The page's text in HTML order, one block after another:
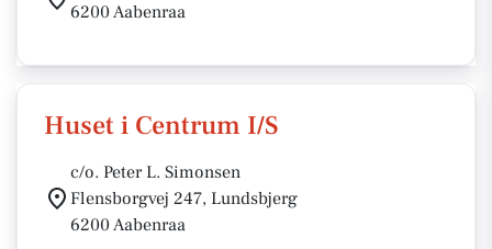
6200 Aabenraa
Huset i Centrum I/S
c/o. Peter L. Simonsen
Flensborgvej 247, Lundsbjerg
6200 Aabenraa